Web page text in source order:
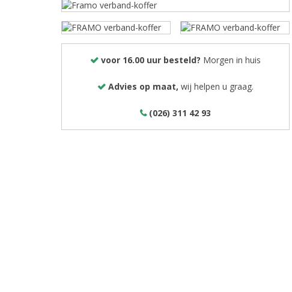
voor 16.00 uur besteld? Morgen in huis
Advies op maat, wij helpen u graag.
(026) 311 42 93